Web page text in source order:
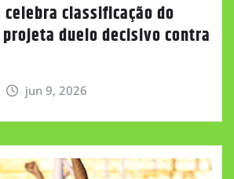
celebra classificação do
duelo decisivo contra
jun 9, 2026